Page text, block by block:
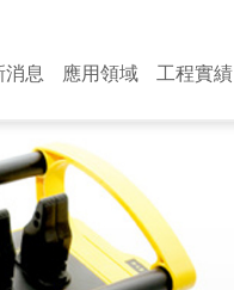
消息
落格
應用領域
建築起重機
工程機械
車輛技術
工程實績